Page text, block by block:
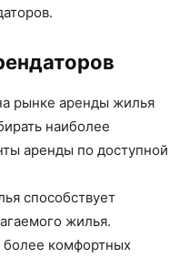
рынке аренды жилья
наиболее
аренды по доступной
способствует
жилья.
комфортных